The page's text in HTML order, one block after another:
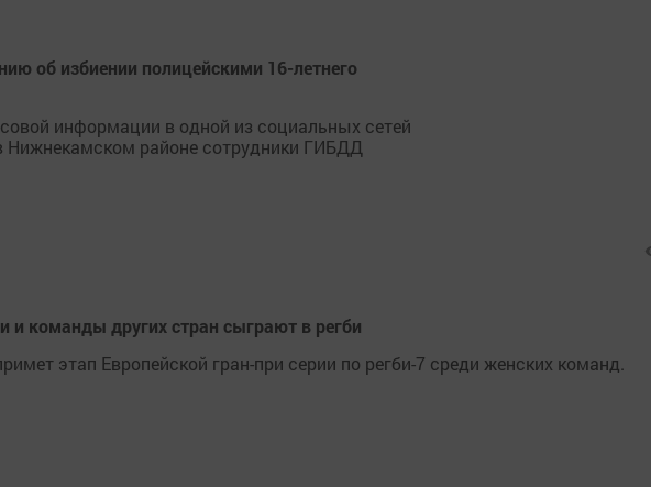
об избиении полицейскими 16-летнего
информации в одной из социальных сетей
Нижнекамском районе сотрудники ГИБДД
и команды других стран сыграют в регби
этап Европейской гран-при серии по регби-7 среди женских команд.